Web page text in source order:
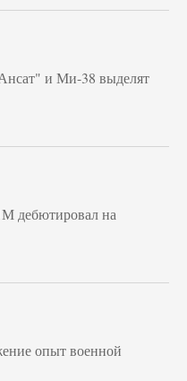
и Ми-38 выделят
дебютировал на
опыт военной